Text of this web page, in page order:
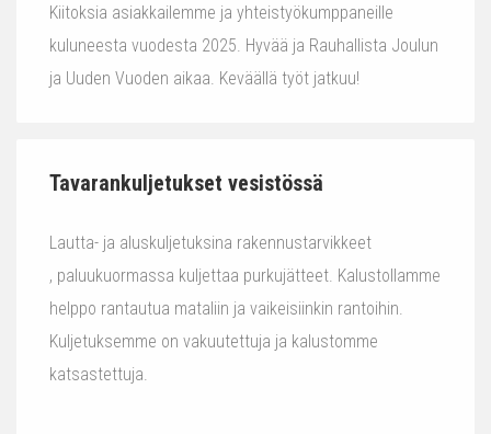
Kiitoksia asiakkailemme ja yhteistyökumppaneille
kuluneesta vuodesta 2025. Hyvää ja Rauhallista Joulun
ja Uuden Vuoden aikaa. Keväällä työt jatkuu!
Tavarankuljetukset vesistössä
Lautta- ja aluskuljetuksina rakennustarvikkeet
, paluukuormassa kuljettaa purkujätteet. Kalustollamme
helppo rantautua mataliin ja vaikeisiinkin rantoihin.
Kuljetuksemme on vakuutettuja ja kalustomme
katsastettuja.